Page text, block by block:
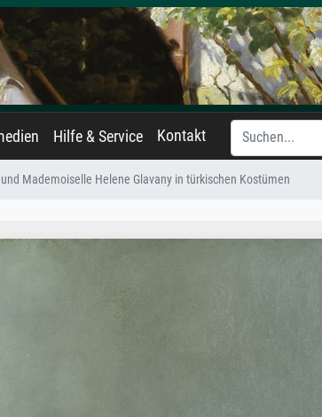
Hilfe & Service Kontakt
Mademoiselle Helene Glavany in türkischen Kostümen